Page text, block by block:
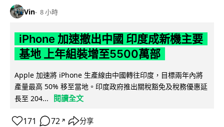
Vin 8 小時
iPhone 加速撤出中國 印度成新機主要
基地 上年組裝增至5500萬部
Apple 加速將 iPhone 生產線由中國轉往印度，目標兩年內將
產量最高 50% 移至當地。印度政府推出關稅豁免及稅務優惠延
長至 204...
閱讀全文
171 72 ↗ 分享